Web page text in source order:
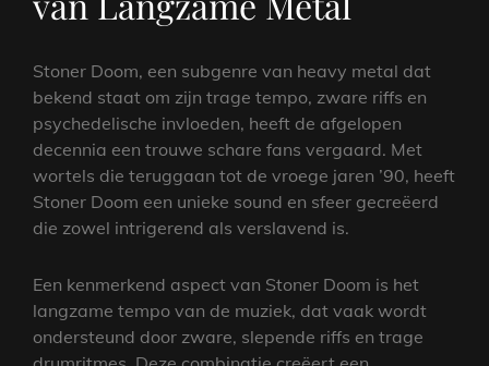
Stoner Doom, een subgenre van heavy metal dat
bekend staat om zijn trage tempo, zware riffs en
psychedelische invloeden, heeft de afgelopen
decennia een trouwe schare fans vergaard. Met
wortels die teruggaan tot de vroege jaren ’90, heeft
Stoner Doom een unieke sound en sfeer gecreëerd
die zowel intrigerend als verslavend is.
Een kenmerkend aspect van Stoner Doom is het
langzame tempo van de muziek, dat vaak wordt
ondersteund door zware, slepende riffs en trage